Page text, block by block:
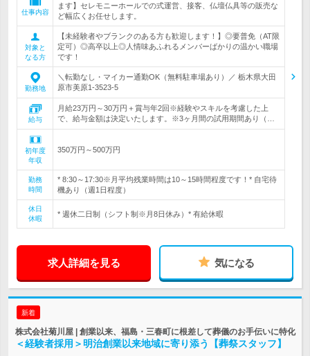
仕事内容
ます】セレモニーホールでの式運営、接客、仏壇仏具等の販売な
ど幅広くお任せします。
対象と
なる方
【未経験者やブランクのある方も歓迎します！】◎要普免（AT限
定可）◎高卒以上◎人情味あふれるメンバーばかりの温かい職場
です！
勤務地
＼転勤なし・マイカー通勤OK（無料駐車場あり）／ 栃木県大田
原市美原1-3523-5
給与
月給23万円～30万円＋賞与年2回※経験やスキルを考慮した上
で、給与金額は決定いたします。※3ヶ月間の試用期間あり（…
初年度
年収
350万円～500万円
勤務
時間
* 8:30～17:30※月平均残業時間は10～15時間程度です！* 自宅待
機あり（週1日程度）
休日
休暇
* 週休二日制（シフト制※月8日休み）* 有給休暇
求人詳細を見る 気になる
新着
株式会社菊川屋 | 創業以来、福島・三春町に根差して葬儀のお手伝いに特化
＜経験者採用＞明治創業以来地域に寄り添う【葬祭スタッフ】